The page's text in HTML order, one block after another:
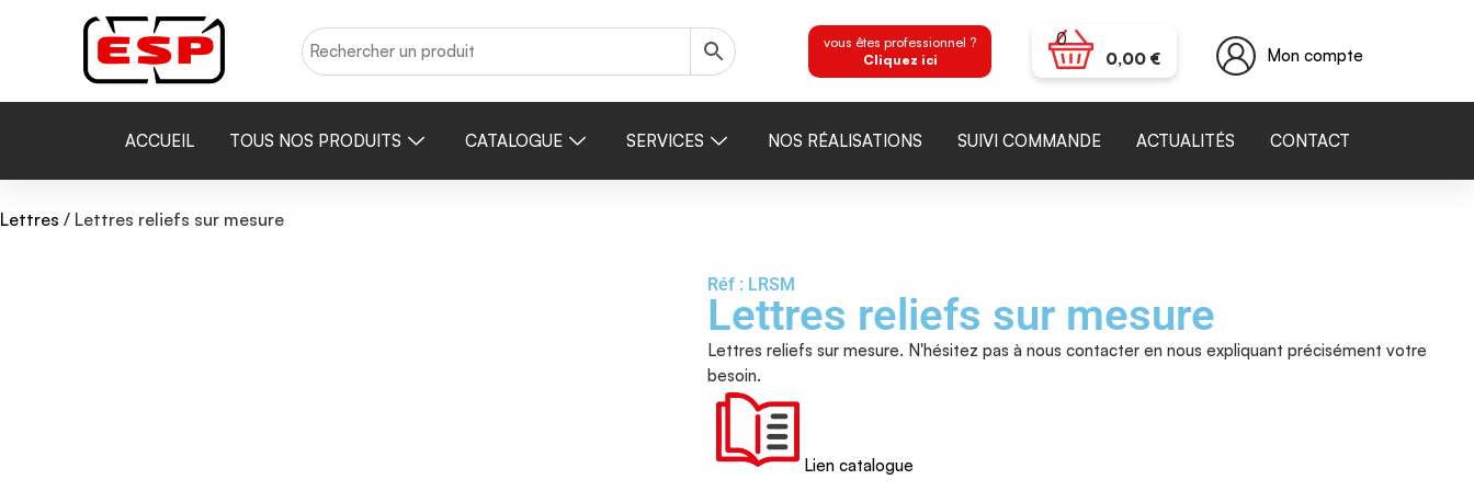
vous êtes professionnel ?
Cliquez ici
0,00 €
0
Mon compte
ACCUEIL TOUS NOS PRODUITS CATALOGUE SERVICES NOS RÉALISATIONS SUIVI COMMANDE ACTUALITÉS CONTACT
Lettres / Lettres reliefs sur mesure
Réf : LRSM
Lettres reliefs sur mesure
Lettres reliefs sur mesure. N'hésitez pas à nous contacter en nous expliquant précisément votre
besoin.
Lien catalogue